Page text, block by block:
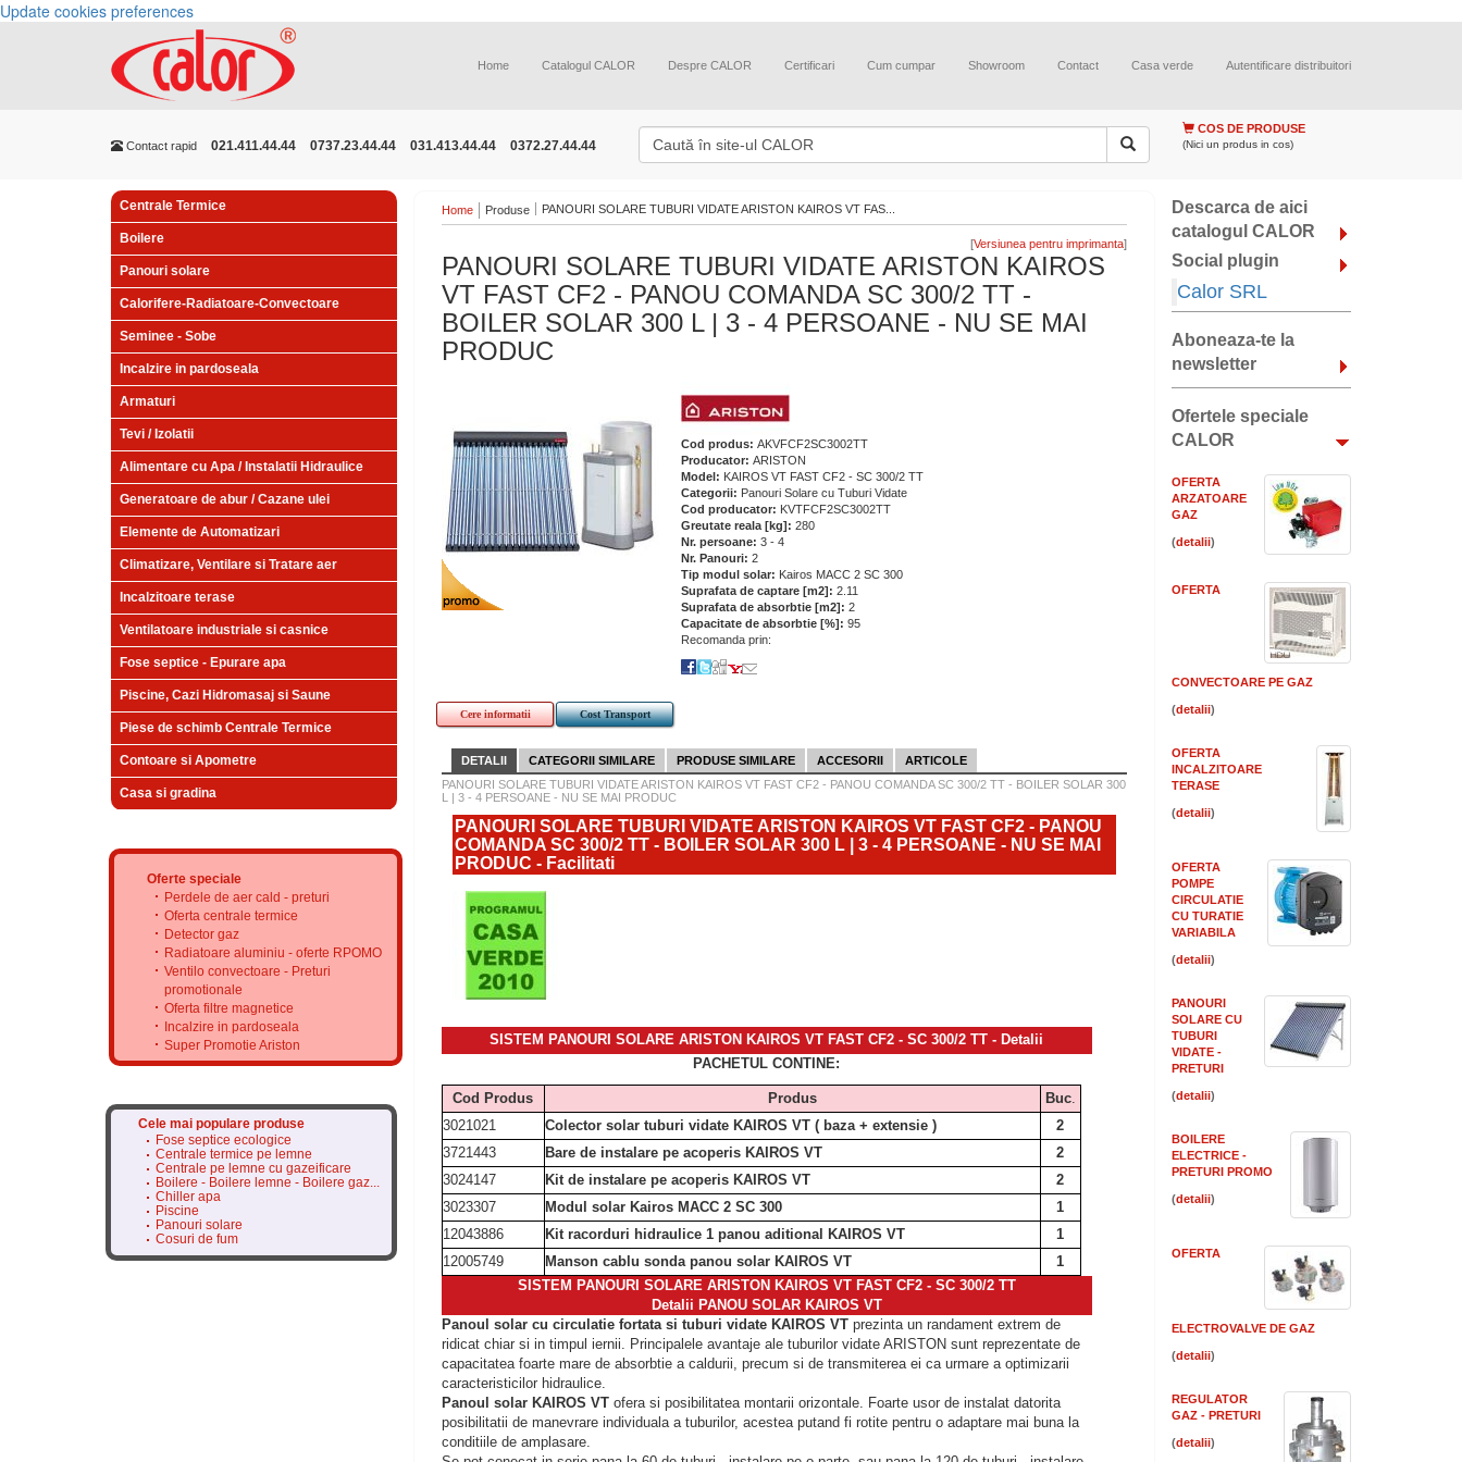
Update cookies preferences
Home Catalogul CALOR Despre CALOR Certificari Cum cumpar Showroom Contact Casa verde Autentificare distribuitori
Contact rapid 021.411.44.44 0737.23.44.44 031.413.44.44 0372.27.44.44
COS DE PRODUSE
(Nici un produs in cos)
Centrale Termice
Boilere
Panouri solare
Calorifere-Radiatoare-Convectoare
Seminee - Sobe
Incalzire in pardoseala
Armaturi
Tevi / Izolatii
Alimentare cu Apa / Instalatii Hidraulice
Generatoare de abur / Cazane ulei
Elemente de Automatizari
Climatizare, Ventilare si Tratare aer
Incalzitoare terase
Ventilatoare industriale si casnice
Fose septice - Epurare apa
Piscine, Cazi Hidromasaj si Saune
Piese de schimb Centrale Termice
Contoare si Apometre
Casa si gradina
Oferte speciale
Perdele de aer cald - preturi
Oferta centrale termice
Detector gaz
Radiatoare aluminiu - oferte RPOMO
Ventilo convectoare - Preturi
promotionale
Oferta filtre magnetice
Incalzire in pardoseala
Super Promotie Ariston
Cele mai populare produse
Fose septice ecologice
Centrale termice pe lemne
Centrale pe lemne cu gazeificare
Boilere - Boilere lemne - Boilere gaz...
Chiller apa
Piscine
Panouri solare
Cosuri de fum
Home Produse PANOURI SOLARE TUBURI VIDATE ARISTON KAIROS VT FAS...
[ ]
PANOURI SOLARE TUBURI VIDATE ARISTON KAIROS
VT FAST CF2 - PANOU COMANDA SC 300/2 TT -
BOILER SOLAR 300 L | 3 - 4 PERSOANE - NU SE MAI
PRODUC
Cod produs: AKVFCF2SC3002TT
Producator: ARISTON
Model: KAIROS VT FAST CF2 - SC 300/2 TT
Categorii: Panouri Solare cu Tuburi Vidate
Cod producator: KVTFCF2SC3002TT
Greutate reala [kg]: 280
Nr. persoane: 3 - 4
Nr. Panouri: 2
Tip modul solar: Kairos MACC 2 SC 300
Suprafata de captare [m2]: 2.11
Suprafata de absorbtie [m2]: 2
Capacitate de absorbtie [%]: 95
Recomanda prin:
Cere informatii Cost Transport
DETALII CATEGORII SIMILARE PRODUSE SIMILARE ACCESORII
ARTICOLE
PANOURI SOLARE TUBURI VIDATE ARISTON KAIROS VT FAST CF2 - PANOU COMANDA SC 300/2 TT - BOILER SOLAR 300
L | 3 - 4 PERSOANE - NU SE MAI PRODUC
PANOURI SOLARE TUBURI VIDATE ARISTON KAIROS VT FAST CF2 - PANOU
COMANDA SC 300/2 TT - BOILER SOLAR 300 L | 3 - 4 PERSOANE - NU SE MAI
PRODUC - Facilitati
SISTEM PANOURI SOLARE ARISTON KAIROS VT FAST CF2 - SC 300/2 TT - Detalii
PACHETUL CONTINE:
Cod Produs Produs Buc.
3021021
Colector solar tuburi vidate KAIROS VT ( baza + extensie )
2
3721443
Bare de instalare pe acoperis KAIROS VT
2
3024147
Kit de instalare pe acoperis KAIROS VT
2
3023307
Modul solar Kairos MACC 2 SC 300
1
12043886
Kit racorduri hidraulice 1 panou aditional KAIROS VT
1
12005749
Manson cablu sonda panou solar KAIROS VT
1
SISTEM PANOURI SOLARE ARISTON KAIROS VT FAST CF2 - SC 300/2 TT
Detalii PANOU SOLAR KAIROS VT
Panoul solar cu circulatie fortata si tuburi vidate KAIROS VTprezinta un randament extrem de
ridicat chiar si in timpul iernii. Principalele avantaje ale tuburilor vidate ARISTON sunt reprezentate de
capacitatea foarte mare de absorbtie a caldurii, precum si de transmiterea ei ca urmare a optimizarii
caracteristicilor hidraulice.
Panoul solar KAIROS VTofera si posibilitatea montarii orizontale. Foarte usor de instalat datorita
posibilitatii de manevrare individuala a tuburilor, acestea putand fi rotite pentru o adaptare mai buna la
conditiile de amplasare.
Descarca de aici
catalogul CALOR
Social plugin
Calor SRL
Aboneaza-te la
newsletter
Ofertele speciale
CALOR
OFERTA
ARZATOARE
GAZ
( )
OFERTA
CONVECTOARE PE GAZ
( )
OFERTA
INCALZITOARE
TERASE
( )
OFERTA
POMPE
CIRCULATIE
CU TURATIE
VARIABILA
( )
PANOURI
SOLARE CU
TUBURI
VIDATE -
PRETURI
( )
BOILERE
ELECTRICE -
PRETURI PROMO
( )
OFERTA
ELECTROVALVE DE GAZ
( )
REGULATOR
GAZ - PRETURI
( )